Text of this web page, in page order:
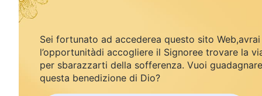
Per oltre seimila anni, i santi hanno sanguinato e pianto,
senza tornar a casa, alla deriva, da un posto all'altro,
In un abisso di sofferenza, un'oscurità dove nessun
I seimila anni di battaglia, sangue e lacrime
Sei fortunato ad accederea questo sito Web,avrai
l’opportunitàdi accogliere il Signoree trovare la
per sbarazzarti della sofferenza. Vuoi guadagnare
questa benedizione di Dio?